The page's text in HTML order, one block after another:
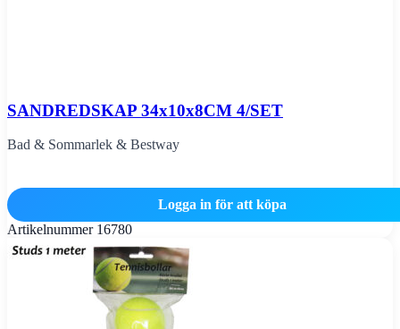
SANDREDSKAP 34x10x8CM 4/SET
Bad & Sommarlek & Bestway
Logga in för att köpa
Artikelnummer 16780